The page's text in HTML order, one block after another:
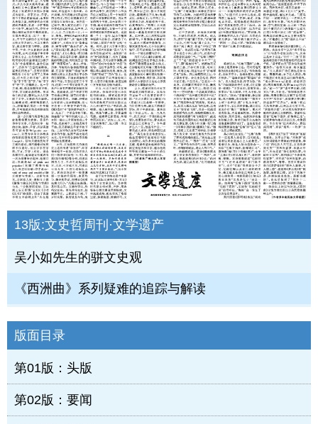
13版:文史哲周刊·文学遗产
吴小如先生的骈文史观
《西洲曲》系列疑难的追踪与解读
版面目录
第01版：头版
第02版：要闻